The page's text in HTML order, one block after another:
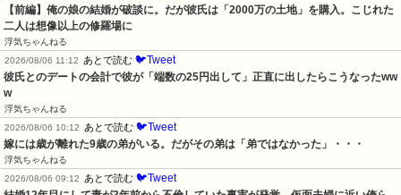
【前編】俺の娘の結婚が破談に。だが彼氏は「2000万の土地」を購入。こじれた
二人は想像以上の修羅場に
浮気ちゃんねる
2026/08/06 11:12
あとで読む 🐦Tweet
彼氏とのデートの会計で彼が「端数の25円出して」正直に出したらこうなったww
w
浮気ちゃんねる
2026/08/06 10:12
あとで読む 🐦Tweet
嫁には歳が離れた9歳の弟がいる。だがその弟は「弟ではなかった」・・・
浮気ちゃんねる
2026/08/06 09:12
あとで読む 🐦Tweet